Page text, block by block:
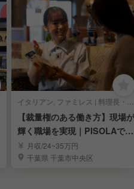
イタリアン, ファミレス | 料理長・料理長候補
【裁量権のある働き方】現場が
輝く職場を実現｜PISOLAで料
理長候補募集
月収/24~35万円
千葉県 千葉市中央区